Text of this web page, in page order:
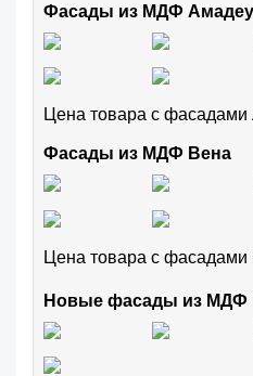
Фасады из МДФ
Цена товара с
Фасады из МДФ Вена
Цена товара с фасадами
Новые фасады из